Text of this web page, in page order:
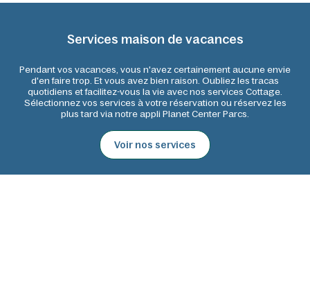
Services maison de vacances
Pendant vos vacances, vous n'avez certainement aucune envie
d'en faire trop. Et vous avez bien raison. Oubliez les tracas
quotidiens et facilitez-vous la vie avec nos services Cottage.
Sélectionnez vos services à votre réservation ou réservez les
plus tard via notre appli Planet Center Parcs.
Voir nos services